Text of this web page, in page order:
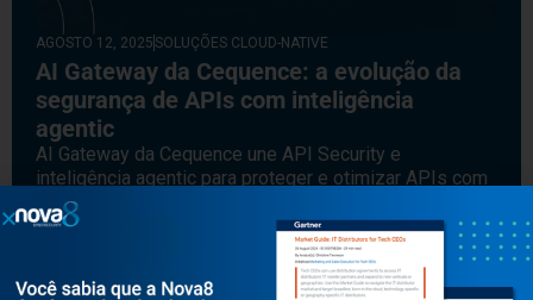
AGOSTO 12, 2025 SOLUÇÕES CLOUD-NATIVE
AI Gateway da Cequence: a evolução da
segurança de APIs com inteligência
agentic
AI Gateway da Cequence une API Security e
inteligência agentic para proteger e otimizar APIs com
segurança, escalabilidade e controle.